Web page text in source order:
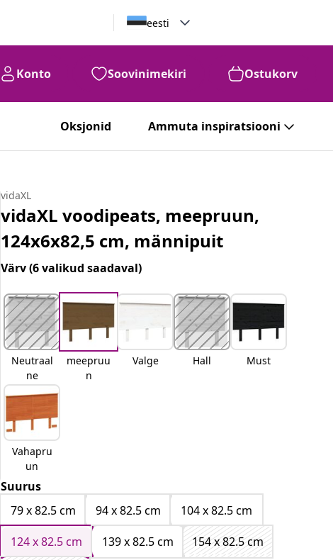
eesti
Konto Soovinimekiri Ostukorv
Oksjonid Ammuta inspiratsiooni
vidaXL
vidaXL voodipeats, meepruun,
124x6x82,5 cm, männipuit
Värv(6 valikud saadaval)
Neutraal
ne
meepruu
n
Valge Hall Must
Vahapru
un
Suurus
79 x 82.5 cm
94 x 82.5 cm
104 x 82.5 cm
124 x 82.5 cm
139 x 82.5 cm
154 x 82.5 cm